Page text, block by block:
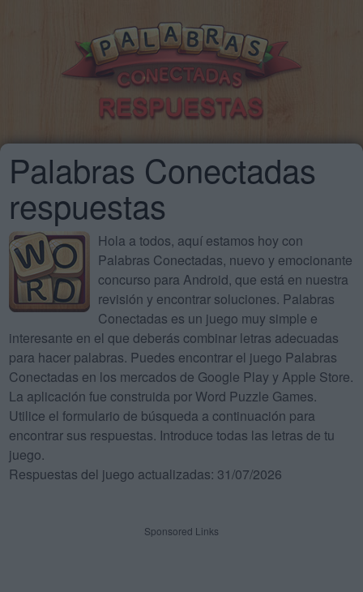
Palabras Conectadas
respuestas
Hola a todos, aquí estamos hoy con
Palabras Conectadas, nuevo y emocionante
concurso para Android, que está en nuestra
revisión y encontrar soluciones. Palabras
Conectadas es un juego muy simple e
interesante en el que deberás combinar letras adecuadas
para hacer palabras. Puedes encontrar el juego Palabras
Conectadas en los mercados de Google Play y Apple Store.
La aplicación fue construida por Word Puzzle Games.
Utilice el formulario de búsqueda a continuación para
encontrar sus respuestas. Introduce todas las letras de tu
juego.
Respuestas del juego actualizadas: 31/07/2026
Sponsored Links